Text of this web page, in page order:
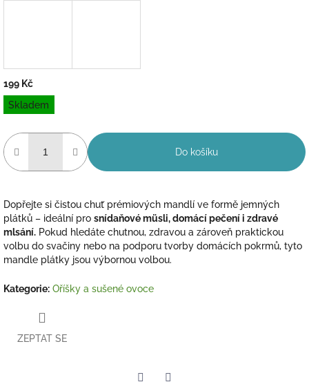
199 Kč
Měrná
cena:
Skladem
Do košíku
Dopřejte si čistou chuť prémiových mandlí ve formě jemných
plátků – ideální pro snídaňové müsli, domácí pečení i zdravé
mlsání. Pokud hledáte chutnou, zdravou a zároveň praktickou
volbu do svačiny nebo na podporu tvorby domácích pokrmů, tyto
mandle plátky jsou výbornou volbou.
Kategorie: Oříšky a sušené ovoce
ZEPTAT SE